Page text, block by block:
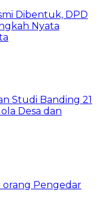
Dibentuk, DPD
Nyata
Studi Banding 21
Desa dan
orang Pengedar